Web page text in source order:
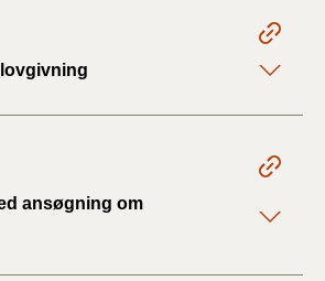
ansøgning om